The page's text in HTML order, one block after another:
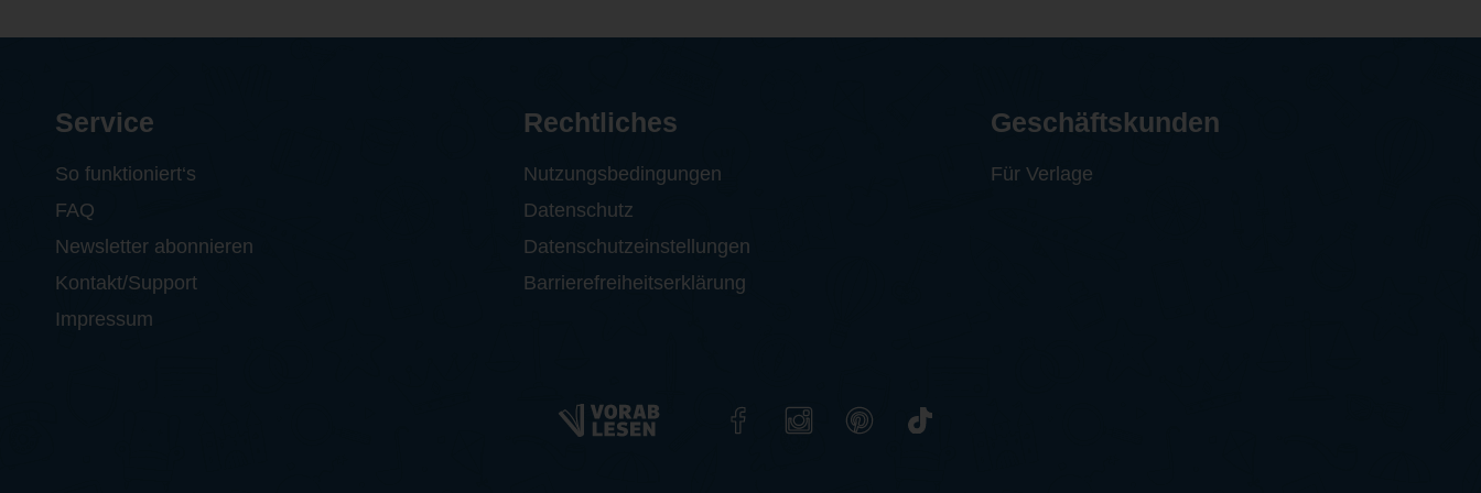
Service
So funktioniert‘s
FAQ
Newsletter abonnieren
Kontakt/Support
Impressum
Rechtliches
Nutzungsbedingungen
Datenschutz
Datenschutzeinstellungen
Barrierefreiheitserklärung
Geschäftskunden
Für Verlage